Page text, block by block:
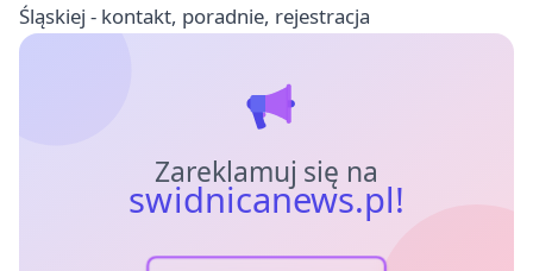
Śląskiej - kontakt, poradnie, rejestracja
Zareklamuj się na
swidnicanews.pl!